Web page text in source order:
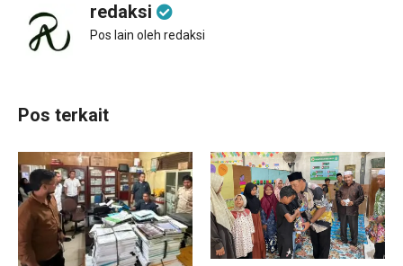
redaksi
Pos lain oleh redaksi
Pos terkait